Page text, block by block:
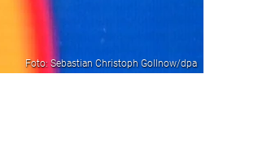
Foto: Sebastian Christoph Gollnow/dpa